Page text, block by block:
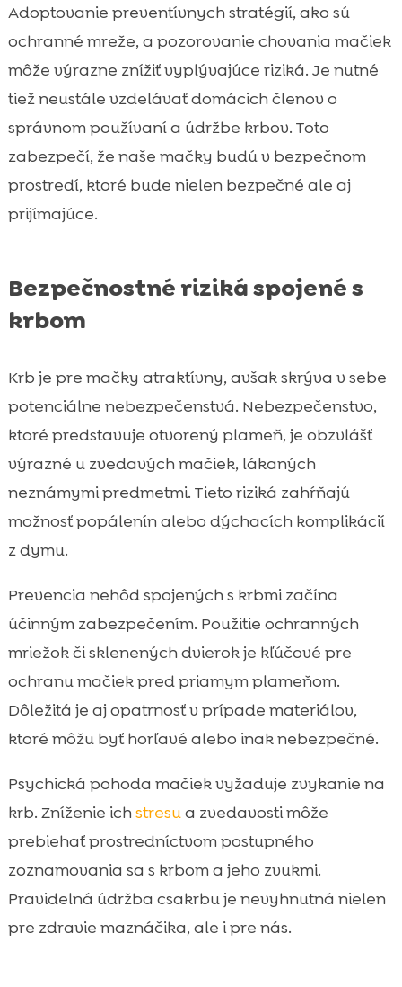
Adoptovanie preventívnych stratégií, ako sú
ochranné mreže, a pozorovanie chovania mačiek
môže výrazne znížiť vyplývajúce riziká. Je nutné
tiež neustále vzdelávať domácich členov o
správnom používaní a údržbe krbov. Toto
zabezpečí, že naše mačky budú v bezpečnom
prostredí, ktoré bude nielen bezpečné ale aj
prijímajúce.
Bezpečnostné riziká spojené s
krbom
Krb je pre mačky atraktívny, avšak skrýva v sebe
potenciálne nebezpečenstvá. Nebezpečenstvo,
ktoré predstavuje otvorený plameň, je obzvlášť
výrazné u zvedavých mačiek, lákaných
neznámymi predmetmi. Tieto riziká zahŕňajú
možnosť popálenín alebo dýchacích komplikácií
z dymu.
Prevencia nehôd spojených s krbmi začína
účinným zabezpečením. Použitie ochranných
mriežok či sklenených dvierok je kľúčové pre
ochranu mačiek pred priamym plameňom.
Dôležitá je aj opatrnosť v prípade materiálov,
ktoré môžu byť horľavé alebo inak nebezpečné.
Psychická pohoda mačiek vyžaduje zvykanie na
krb. Zníženie ichstresua zvedavosti môže
prebiehať prostredníctvom postupného
zoznamovania sa s krbom a jeho zvukmi.
Pravidelná údržba csakrbu je nevyhnutná nielen
pre zdravie maznáčika, ale i pre nás.